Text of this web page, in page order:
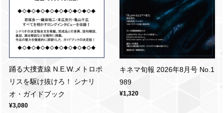
踊る大捜査線 N.E.W.メトロポ
リスを駆け抜けろ！ シナリ
オ・ガイドブック
¥3,080
キネマ旬報 2026年8月号 No.1
989
¥1,320